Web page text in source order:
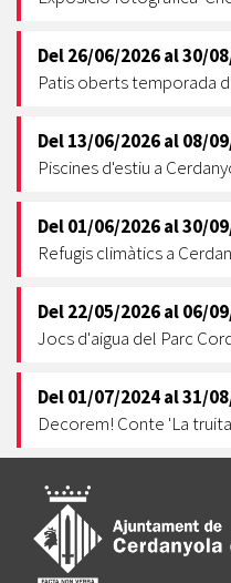
Del26/06/2026al30/
Patis oberts temporada
Del13/06/2026al08/
Piscines d'estiu a
Del01/06/2026al30/
Refugis climàtics a
Del22/05/2026al06/
Jocs d'aigua del Parc
Del01/07/2024al31/
Decorem! Conte 'La